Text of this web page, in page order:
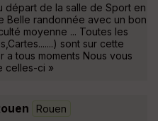
départ de la salle de Sport en
Belle randonnée avec un bon
moyenne ... Toutes les
sont sur cette
tous moments Nous vous
celles-ci »
Rouen